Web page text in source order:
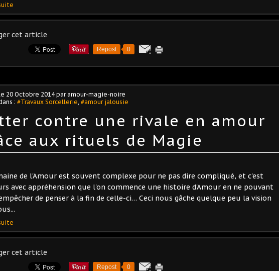
cet article
Repost 0
20 Octobre 2014par amour-magie-noire
: #Travaux Sorcellerie #amour jalousie
contre une rivale en amour
aux rituels de Magie
de l'Amour est souvent complexe pour ne pas dire compliqué, et c'est
avec appréhension que l'on commence une histoire d'Amour en ne pouvant
de penser à la fin de celle-ci… Ceci nous gâche quelque peu la vision
cet article
Repost 0